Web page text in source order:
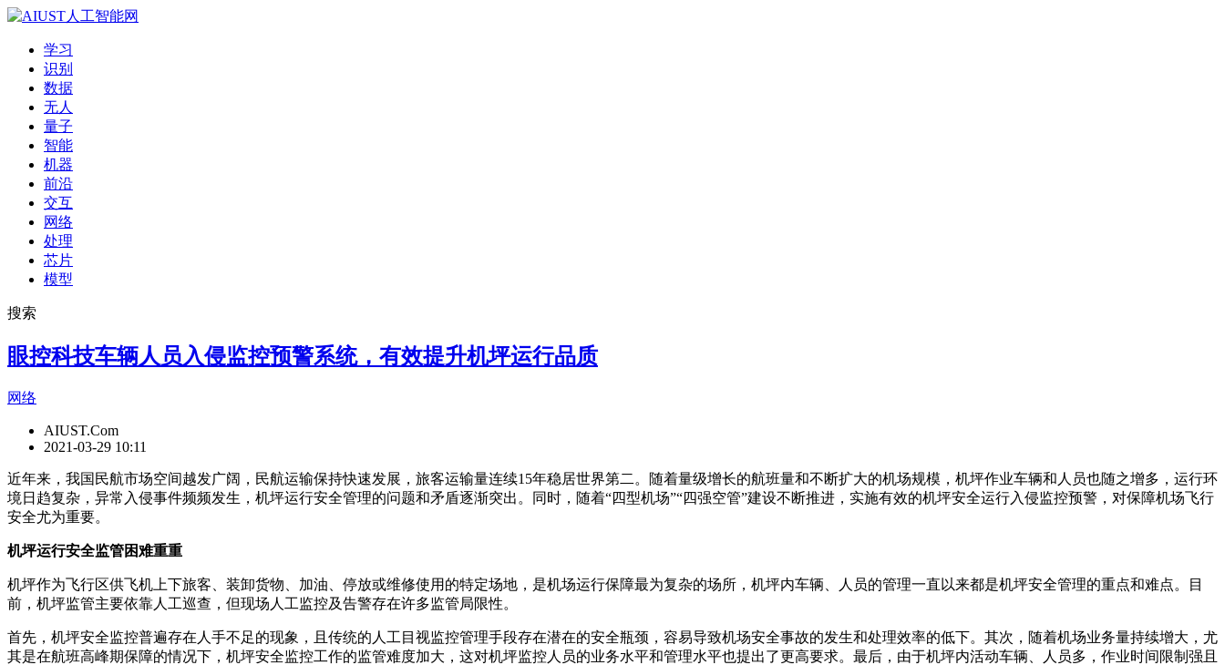
学习
识别
数据
无人
量子
智能
机器
前沿
交互
网络
处理
芯片
模型
搜索
眼控科技车辆人员入侵监控预警系统，有效提升机坪运行品质
网络
AIUST.Com
2021-03-29 10:11
近年来，我国民航市场空间越发广阔，民航运输保持快速发展，旅客运输量连续15年稳居世界第二。随着量级增长的航班量和不断扩大的机场规模，机坪作业车辆和人员也随之增多，运行环
境日趋复杂，异常入侵事件频频发生，机坪运行安全管理的问题和矛盾逐渐突出。同时，随着“四型机场”“四强空管”建设不断推进，实施有效的机坪安全运行入侵监控预警，对保障机场飞行
安全尤为重要。
机坪运行安全监管困难重重
机坪作为飞行区供飞机上下旅客、装卸货物、加油、停放或维修使用的特定场地，是机场运行保障最为复杂的场所，机坪内车辆、人员的管理一直以来都是机坪安全管理的重点和难点。目
前，机坪监管主要依靠人工巡查，但现场人工监控及告警存在许多监管局限性。
首先，机坪安全监控普遍存在人手不足的现象，且传统的人工目视监控管理手段存在潜在的安全瓶颈，容易导致机场安全事故的发生和处理效率的低下。其次，随着机场业务量持续增大，尤
其是在航班高峰期保障的情况下，机坪安全监控工作的监管难度加大，这对机坪监控人员的业务水平和管理水平也提出了更高要求。最后，由于机坪内活动车辆、人员多，作业时间限制强且